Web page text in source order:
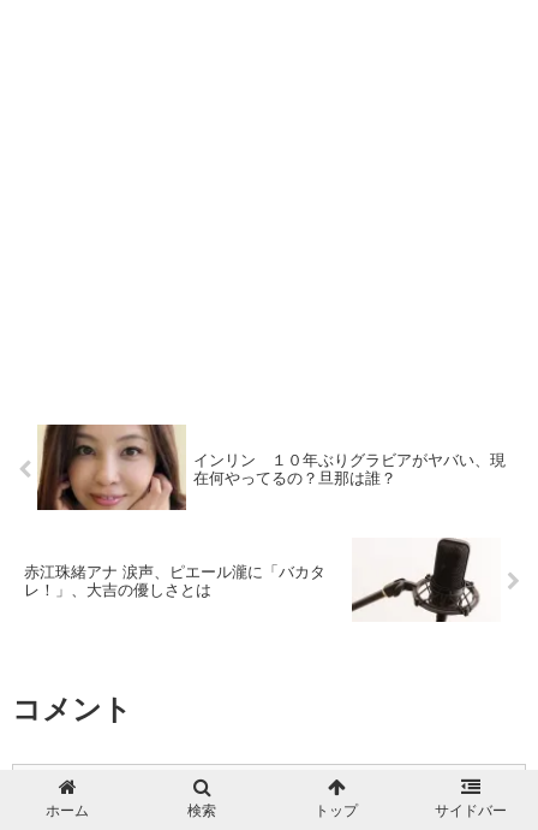
インリン １０年ぶりグラビアがヤバい、現
在何やってるの？旦那は誰？
赤江珠緒アナ 涙声、ピエール瀧に「バカタ
レ！」、大吉の優しさとは
コメント
コメントを書き込む
ホーム 検索 トップ サイドバー